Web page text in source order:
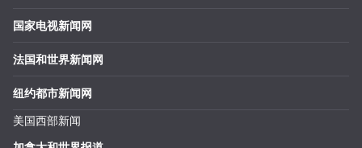
国家电视新闻网
法国和世界新闻网
纽约都市新闻网
美国西部新闻